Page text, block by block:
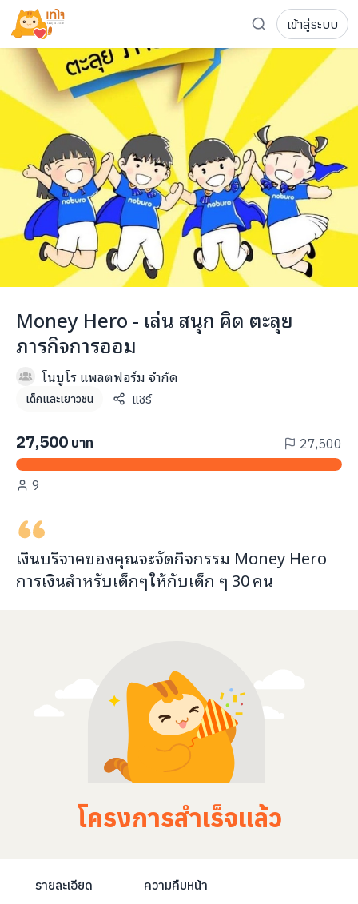
รู้จักเทใจ
โครงการ
เพจระดมทุน
เกี่ยวกับเรา
ความเคลื่อนไหว
ผู้บริจาค
การลดหย่อนภาษี
แฟนคลับศิลปิน
FAQ ผู้บริจาค
เจ้าของโครงการ
ส่งโครงการ
FAQ เจ้าของโครงการ
ติดต่อเรา
098-615-5885
ภาษา: ไทย ENG
เข้าสู่ระบบ
Money Hero - เล่น สนุก คิด ตะลุย
ภารกิจการออม
โนบูโร แพลตฟอร์ม จำกัด
เด็กและเยาวชน แชร์
27,500 บาท 27,500
9
เงินบริจาคของคุณจะจัดกิจกรรม Money Hero
การเงินสำหรับเด็กๆให้กับเด็ก ๆ 30คน
โครงการสำเร็จแล้ว
รายละเอียด ความคืบหน้า